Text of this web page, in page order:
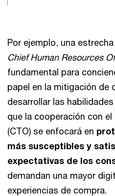
Por ejemplo, una
Chief Human Resources
fundamental para
papel en la mitigación de
desarrollar las
que la cooperación con el
(CTO) se enfocará en
más susceptibles y
expectativas de los
demandan una mayor
experiencias de compra.